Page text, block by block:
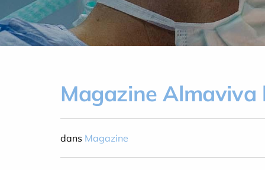
Magazine Almaviva
dans Magazine